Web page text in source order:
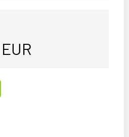
EUR